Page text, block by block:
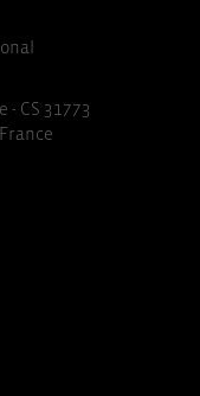
CS 31773